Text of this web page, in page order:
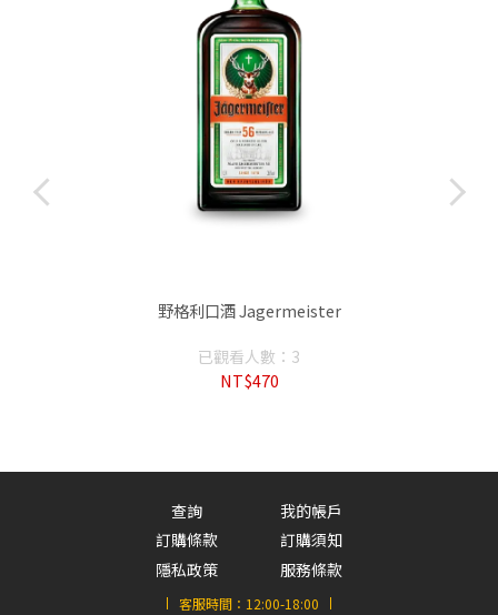
野格利口酒 Jagermeister
已觀看人數：3
NT$470
查詢
我的帳戶
訂購條款
訂購須知
隱私政策
服務條款
客服時間： 12:00-18:00